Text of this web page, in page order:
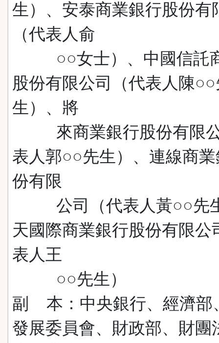
生）、安泰商業銀行股份有
（代表人俞
○○女士）、中國信託
股份有限公司（代表人陳
生）、將
來商業銀行股份有限公
表人郭○○先生）、連線商
份有限
公司（代表人黃○○先
天國際商業銀行股份有限公
表人王
○○先生）
副 本：中央銀行、經濟部
發展委員會、財政部、財團